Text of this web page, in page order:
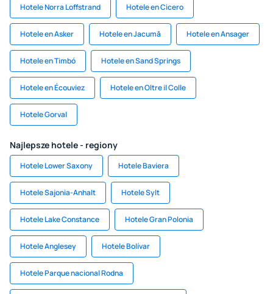
Hotele Norra Loffstrand Hotele en Cicero
Hotele en Asker Hotele en Jacumă Hotele en Ansager
Hotele en Timbó Hotele en Sand Springs
Hotele en Écouviez Hotele en Oltre il Colle
Hotele Gorval
Najlepsze hotele - regiony
Hotele Lower Saxony Hotele Baviera
Hotele Sajonia-Anhalt Hotele Sylt
Hotele Lake Constance Hotele Gran Polonia
Hotele Anglesey Hotele Bolívar
Hotele Parque nacional Rodna